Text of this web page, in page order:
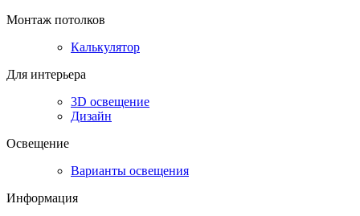
Монтаж потолков
Калькулятор
Для интерьера
3D освещение
Дизайн
Освещение
Варианты освещения
Информация